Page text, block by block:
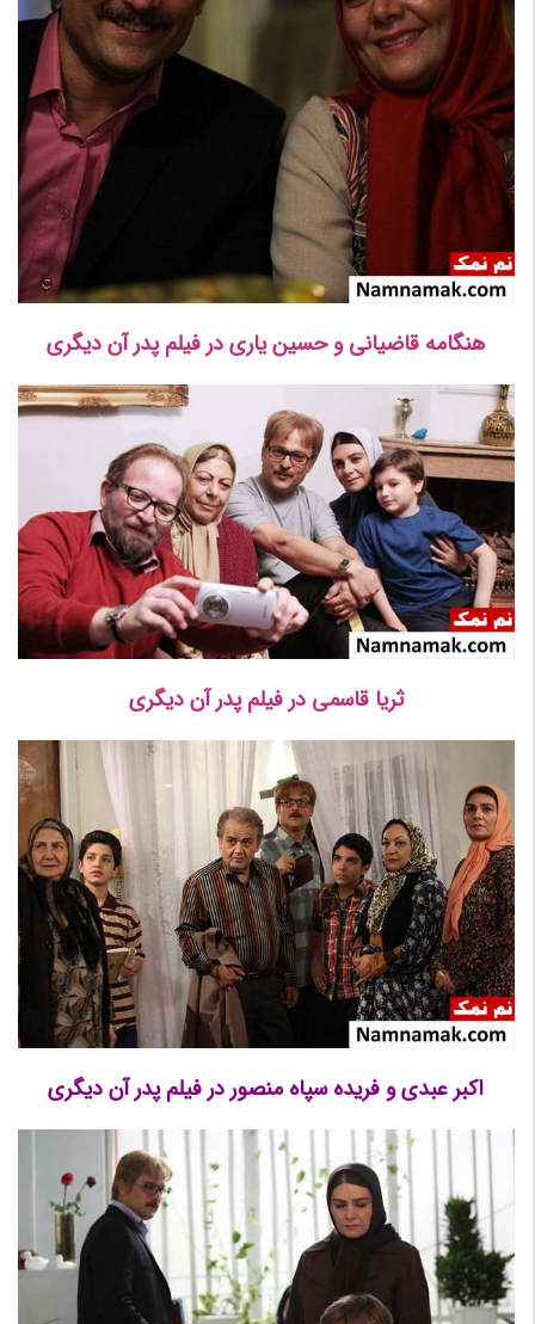
هنگامه قاضیانی و حسین یاری در فیلم پدر آن دیگری
ثریا قاسمی در فیلم پدر آن دیگری
اکبر عبدی و فریده سپاه منصور در فیلم پدر آن دیگری